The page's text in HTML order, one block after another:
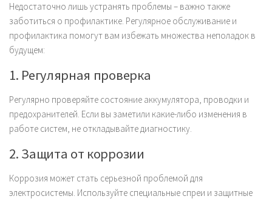
Недостаточно лишь устранять проблемы – важно также
заботиться о профилактике. Регулярное обслуживание и
профилактика помогут вам избежать множества неполадок в
будущем:
1. Регулярная проверка
Регулярно проверяйте состояние аккумулятора, проводки и
предохранителей. Если вы заметили какие-либо изменения в
работе систем, не откладывайте диагностику.
2. Защита от коррозии
Коррозия может стать серьезной проблемой для
электросистемы. Используйте специальные спреи и защитные